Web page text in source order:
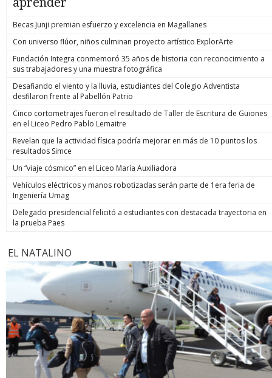
Becas Junji premian esfuerzo y excelencia en Magallanes
Con universo flúor, niños culminan proyecto artístico ExplorArte
Fundación Integra conmemoró 35 años de historia con reconocimiento a
sus trabajadores y una muestra fotográfica
Desafiando el viento y la lluvia, estudiantes del Colegio Adventista
desfilaron frente al Pabellón Patrio
Cinco cortometrajes fueron el resultado de Taller de Escritura de Guiones
en el Liceo Pedro Pablo Lemaitre
Revelan que la actividad física podría mejorar en más de 10 puntos los
resultados Simce
Un “viaje cósmico” en el Liceo María Auxiliadora
Vehículos eléctricos y manos robotizadas serán parte de 1era feria de
Ingeniería Umag
Delegado presidencial felicitó a estudiantes con destacada trayectoria en
la prueba Paes
EL NATALINO